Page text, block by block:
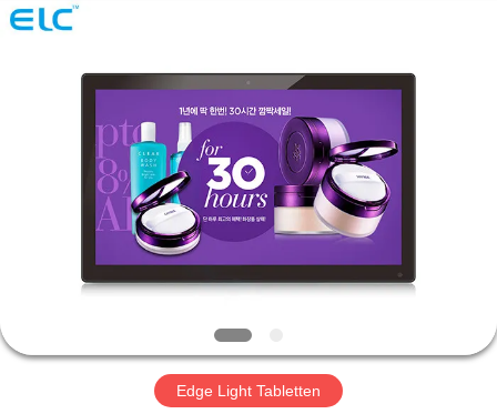
PRODUCTEN
ONGEVEER
FABRIEKSREIS
Electron
Technology
Co.,
Edge Light Tabletten